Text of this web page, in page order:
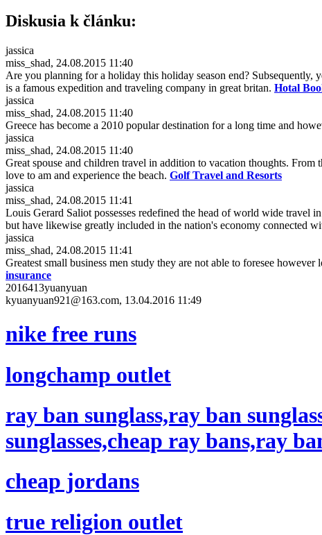
Diskusia k článku:
jassica
miss_shad, 24.08.2015 11:40
Are you planning for a holiday this holiday season end?
is a famous expedition and traveling company in great britan. Hotal
jassica
miss_shad, 24.08.2015 11:40
Greece has become a 2010 popular destination for a long time and
jassica
miss_shad, 24.08.2015 11:40
Great spouse and children travel in addition to vacation thoughts.
love to am and experience the beach. Golf Travel and Resorts
jassica
miss_shad, 24.08.2015 11:41
Louis Gerard Saliot possesses redefined the head of world wide travel
but have likewise greatly included in the nation's economy connected
jassica
miss_shad, 24.08.2015 11:41
Greatest small business men study they are not able to foresee
insurance
2016413yuanyuan
kyuanyuan921@163.com, 13.04.2016 11:49
nike free runs
longchamp outlet
ray ban sunglass,ray ban
sunglasses,cheap ray bans,ray
cheap jordans
true religion outlet